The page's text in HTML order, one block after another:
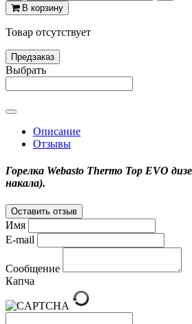
В корзину
Товар отсутствует
Предзаказ
Выбрать
Описание
Отзывы
Горелка Webasto Thermo Top EVO
накала).
Оставить отзыв
Имя
E-mail
Сообщение
Капча